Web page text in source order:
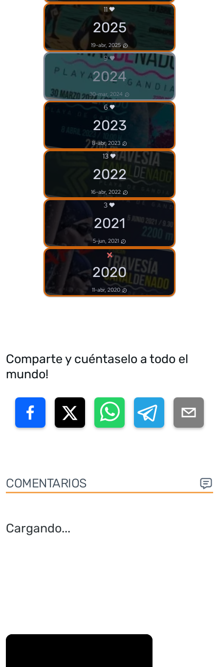
11
2025
19-abr, 2025
9
2024
30-mar, 2024
6
2023
8-abr, 2023
13
2022
16-abr, 2022
3
2021
5-jun, 2021
×
2020
11-abr, 2020
Comparte y cuéntaselo a todo el
mundo!
COMENTARIOS
Cargando...